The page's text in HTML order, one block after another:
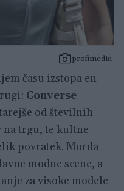
profimedia
času izstopa en
Converse
od številnih
trgu, te kultne
povratek. Morda
modne scene, a
za visoke modele